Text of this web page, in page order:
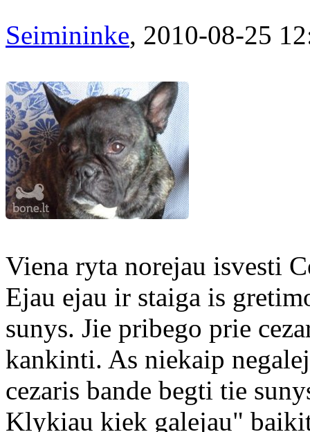
Seimininke, 2010-08-25
Viena ryta norejau isvesti
Ejau ejau ir staiga is
sunys. Jie pribego prie
kankinti. As niekaip
cezaris bande begti tie
Klykiau kiek galejau"